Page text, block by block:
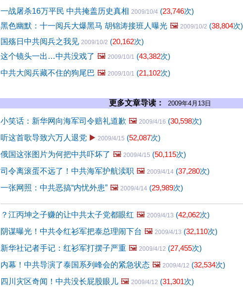
一战屠杀16万平民 中共掩盖历史真相 2009/10/4 (23,746次)
黑色幽默：十一阅兵大爆黑马 胡锦涛接班人曝光 🖼️ 2009/10/2 (38,804次)
国殇日中共阅兵之我见 2009/10/2 (20,162次)
这个镜头一出…中共没戏了 🖼️ 2009/10/1 (43,382次)
中共大阅兵藏不住的狗尾巴 🖼️ 2009/10/1 (21,102次)
更多文章导读： 2009年4月13日
小笑话：新华网向海军司令赔礼道歉 🖼️ 2009/4/16 (30,598次)
听这首歌导致六万人退党 ▶️ 2009/4/15 (52,087次)
俄国这张图片为何把中共吓坏了 🖼️ 2009/4/15 (50,115次)
司令离滚蛋不远了！中共海军护航渎职 🖼️ 2009/4/14 (37,280次)
一张网照：中共恶搞“内忧外患” 🖼️ 2009/4/14 (29,989次)
？江丙坤之子赚的让中共太子党都眼红 🖼️ 2009/4/13 (42,062次)
阴谋曝光！中共令红衫军把泰总理闹下台 🖼️ 2009/4/13 (32,110次)
新华社记者手记：红衫军打摆子严重 🖼️ 2009/4/12 (27,455次)
内幕！中共导演了泰国系列峰会的紧急状态 🖼️ 2009/4/12 (32,534次)
四川灾区奇闻！中共没长屁股眼儿 🖼️ 2009/4/12 (31,301次)